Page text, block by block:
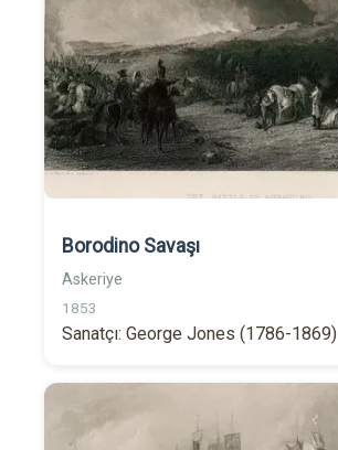
Borodino Savaşı
Askeriye
1853
Sanatçı: George Jones (1786-1869)